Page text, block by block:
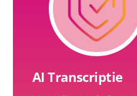
AI Transcriptie